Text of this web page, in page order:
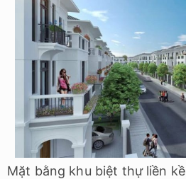
Mặt bằng khu biệt thự liền